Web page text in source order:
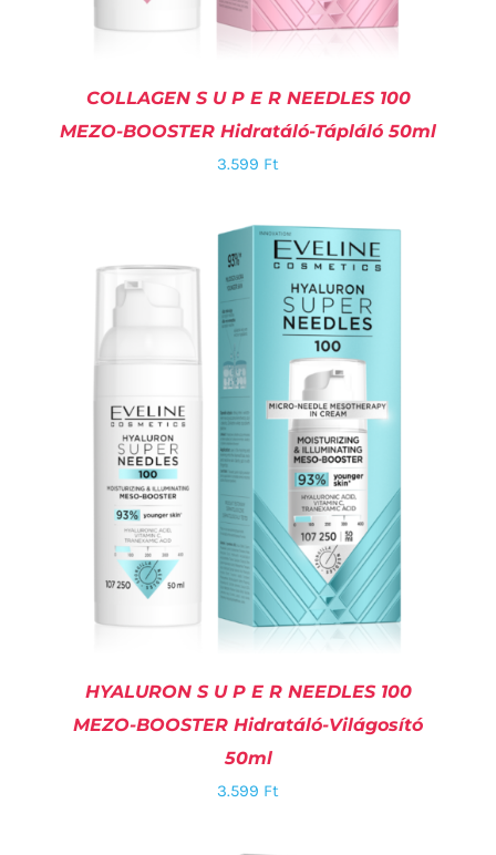
KOSÁRBA TESZEM
COLLAGEN S U P E R NEEDLES 100
MEZO-BOOSTER Hidratáló-Tápláló 50ml
3.599 Ft
HYALURON S U P E R NEEDLES 100
MEZO-BOOSTER Hidratáló-Világosító
50ml
3.599 Ft